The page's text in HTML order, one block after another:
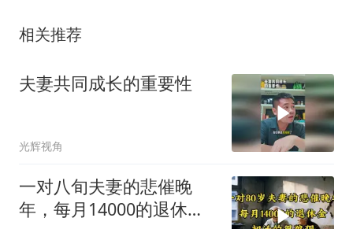
相关推荐
夫妻共同成长的重要性
光辉视角
一对八旬夫妻的悲催晚
年，每月14000的退休